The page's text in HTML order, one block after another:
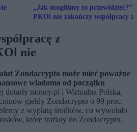
„Jak mogliśmy to przewidzieć?”.
PKOl nie zakończy współpracy z
z
nie
Zondacrypto może mieć poważne
wiadomo od początku
dotarły money.pl i Wirtualna Polska,
giełdy Zondacrypto o 99 proc.
z wypłatą środków, co wywołało
które trafiały do Zondacrypto.